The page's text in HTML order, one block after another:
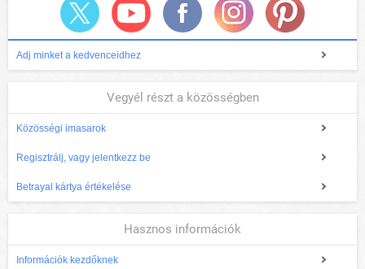
Adj minket a kedvenceidhez
Vegyél részt a közösségben
Közösségi imasarok
Regisztrálj, vagy jelentkezz be
Betrayal kártya értékelése
Hasznos információk
Információk kezdőknek